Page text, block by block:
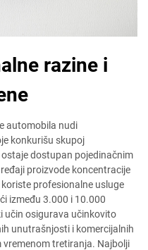
razine i
automobila nudi
konkurišu skupoj
dostupan pojedinačnim
proizvode koncentracije
profesionalne usluge
između 3.000 i 10.000
učin osigurava učinkovito
unutrašnjosti i komercijalnih
vremenom tretiranja. Najbolji